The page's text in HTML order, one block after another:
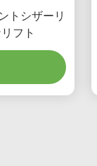
トシザーリ
フト